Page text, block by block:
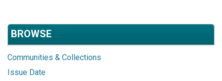
BROWSE
Communities & Collections
Issue Date